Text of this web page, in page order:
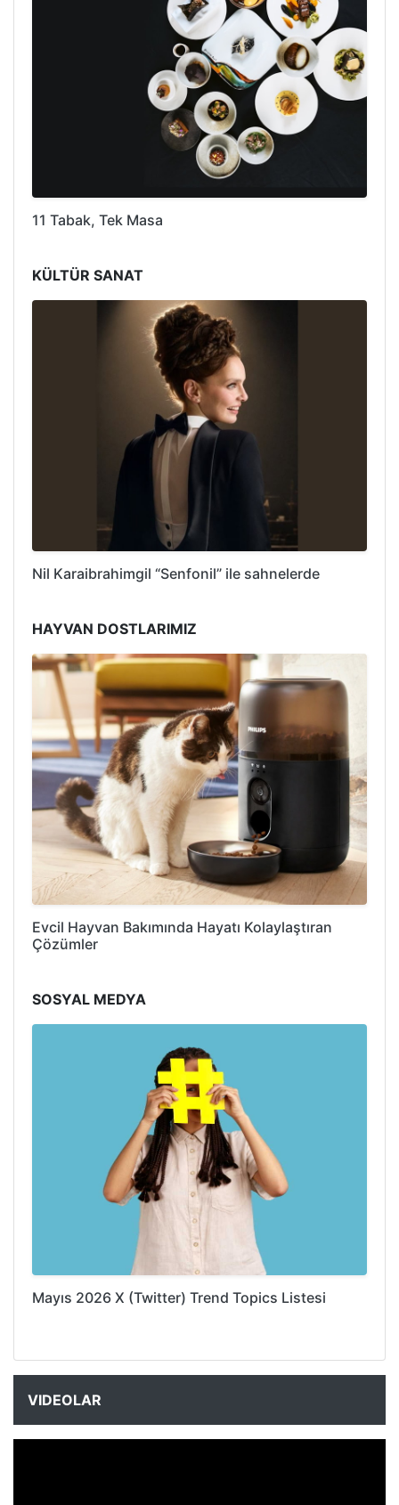
11 Tabak, Tek Masa
KÜLTÜR SANAT
Nil Karaibrahimgil “Senfonil” ile sahnelerde
HAYVAN DOSTLARIMIZ
Evcil Hayvan Bakımında Hayatı Kolaylaştıran
Çözümler
SOSYAL MEDYA
Mayıs 2026 X (Twitter) Trend Topics Listesi
VIDEOLAR